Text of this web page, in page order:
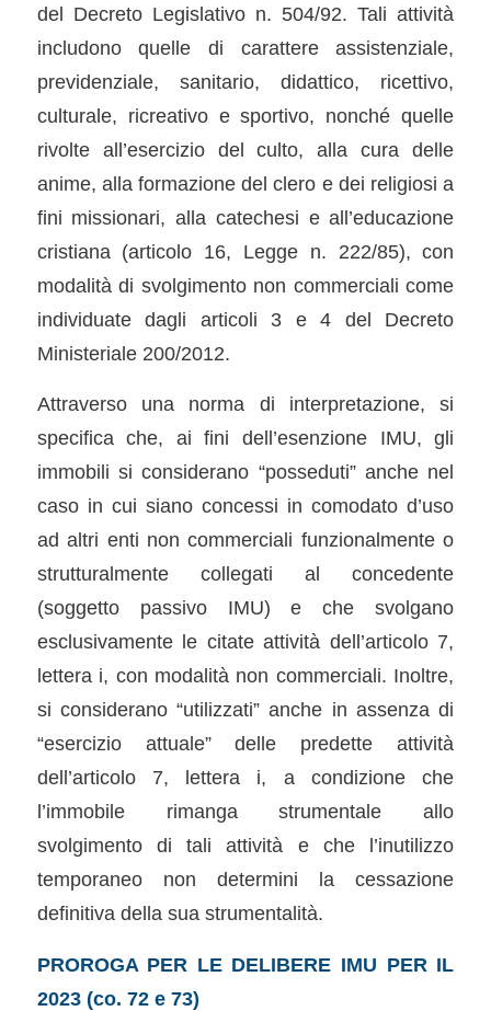
del Decreto Legislativo n. 504/92. Tali attività
includono quelle di carattere assistenziale,
previdenziale, sanitario, didattico, ricettivo,
culturale, ricreativo e sportivo, nonché quelle
rivolte all’esercizio del culto, alla cura delle
anime, alla formazione del clero e dei religiosi a
fini missionari, alla catechesi e all’educazione
cristiana (articolo 16, Legge n. 222/85), con
modalità di svolgimento non commerciali come
individuate dagli articoli 3 e 4 del Decreto
Ministeriale 200/2012.
Attraverso una norma di interpretazione, si
specifica che, ai fini dell’esenzione IMU, gli
immobili si considerano “posseduti” anche nel
caso in cui siano concessi in comodato d’uso
ad altri enti non commerciali funzionalmente o
strutturalmente collegati al concedente
(soggetto passivo IMU) e che svolgano
esclusivamente le citate attività dell’articolo 7,
lettera i, con modalità non commerciali. Inoltre,
si considerano “utilizzati” anche in assenza di
“esercizio attuale” delle predette attività
dell’articolo 7, lettera i, a condizione che
l’immobile rimanga strumentale allo
svolgimento di tali attività e che l’inutilizzo
temporaneo non determini la cessazione
definitiva della sua strumentalità.
PROROGA PER LE DELIBERE IMU PER IL
2023 (co. 72 e 73)